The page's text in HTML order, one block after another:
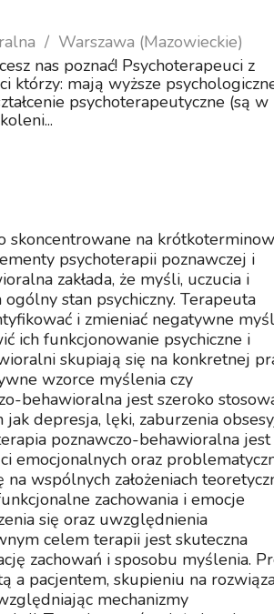
Warszawa (Mazowieckie)
nas poznać! Psychoterapeuci z
którzy: mają wyższe
psychoterapeutyczne (są w
skoncentrowane na
psychoterapii poznawczej i
zakłada, że myśli, uczucia i
stan psychiczny. Terapeuta
i zmieniać negatywne
ich funkcjonowanie psychiczne i
skupiają się na konkretnej
wzorce myślenia czy
behawioralna jest szeroko
depresja, lęki, zaburzenia
poznawczo-behawioralna jest
emocjonalnych oraz
wspólnych założeniach
zachowania i emocje
się oraz uwzględnienia
celem terapii jest skuteczna
zachowań i sposobu myślenia.
a pacjentem, skupieniu na
mechanizmy